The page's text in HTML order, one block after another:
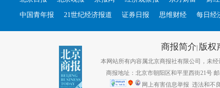
中国青年报 21世纪经济报道 证券日报 思维财经 每日经
商报简介| 版权
本网站所有内容属北京商报社有限公司，未经
商报地址：北京市朝阳区和平里西街21号
网上有害信息举报 违法和不